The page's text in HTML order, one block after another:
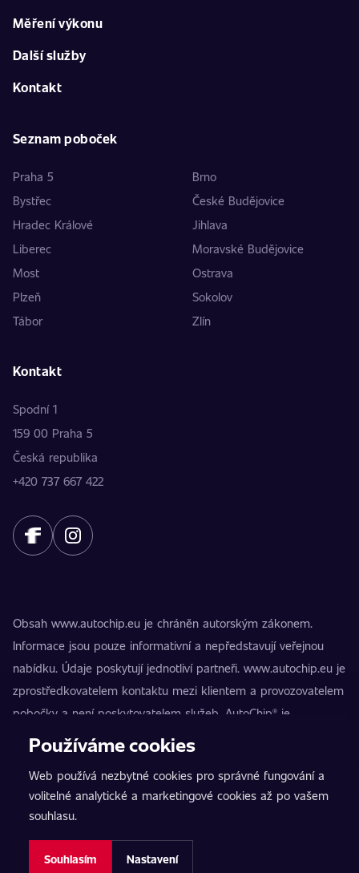
Měření výkonu
Další služby
Kontakt
Seznam poboček
Praha 5
Brno
Bystřec
České Budějovice
Hradec Králové
Jihlava
Liberec
Moravské Budějovice
Most
Ostrava
Plzeň
Sokolov
Tábor
Zlín
Kontakt
Spodní 1
159 00 Praha 5
Česká republika
+420 737 667 422
Obsah www.autochip.eu je chráněn autorským zákonem.
Informace jsou pouze informativní a nepředstavují veřejnou
nabídku. Údaje poskytují jednotliví partneři. www.autochip.eu je
zprostředkovatelem kontaktu mezi klientem a provozovatelem
pobočky a není poskytovatelem služeb. AutoChip® je
registrovaná ochranná známka Petra Kučery. Úpravy, které
nezpůsobilosti vozidla k provozu na pozemních komunikacích.
Přesné informace poskytuje vždy konkrétní provozovatel
pobočky.
Nastavení cookies
Používáme cookies
Web používá nezbytné cookies pro správné fungování a
volitelné analytické a marketingové cookies až po vašem
souhlasu.
Souhlasím Nastavení